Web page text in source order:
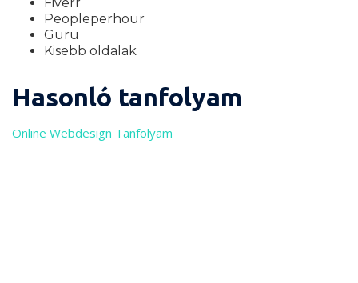
Peopleperhour
Guru
Kisebb oldalak
Hasonló tanfolyam
Online Webdesign Tanfolyam